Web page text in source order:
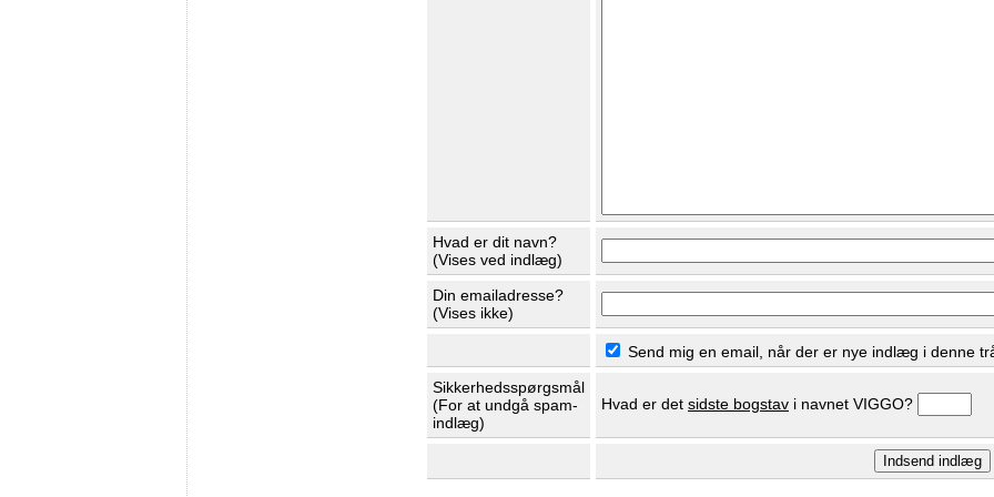
Hvad er dit navn?
(Vises ved indlæg)
Din emailadresse?
(Vises ikke)
Send mig en email, når der er nye indlæg i denne
Sikkerhedsspørgsmål
(For at undgå spam-
indlæg)
Hvad er det sidste bogstav i navnet VIGGO?